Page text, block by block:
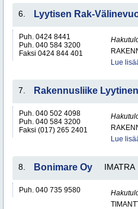
6. Lyytisen Rak-
Puh. 0424 8441
Puh. 040 584 3200
Faksi 0424 844 401
Lue
7. Rakennusliike
Puh. 040 502 4098
Puh. 040 584 3200
Faksi (017) 265 2401
Lue
8. Bonimare Oy IMATRA
Puh. 040 735 9580